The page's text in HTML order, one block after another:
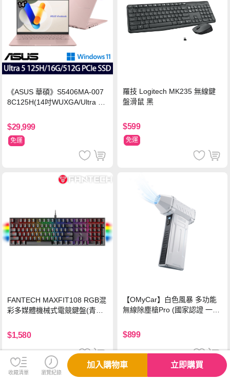
《ASUS 華碩》S5406MA-007
8C125H(14吋WUXGA/Ultra 5
n11/二年保)
$29,999
免運
羅技 Logitech MK235 無線鍵
盤滑鼠 黑
$599
免運
FANTECH MAXFIT108 RGB混
彩多媒體機械式電競鍵盤(青軸)
$1,580
【OMyCar】白色風暴 多功能
無線除塵槍Pro (國家認證 一年
手持強力風槍 暴力吹風
$899
收藏清單 瀏覽紀錄
加入購物車 立即購買